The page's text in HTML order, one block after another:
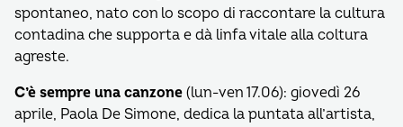
spontaneo, nato con lo scopo di raccontare la cultura
contadina che supporta e dà linfa vitale alla coltura
agreste.
C’è sempre una canzone (lun-ven 17.06): giovedì 26
aprile, Paola De Simone, dedica la puntata all’artista,